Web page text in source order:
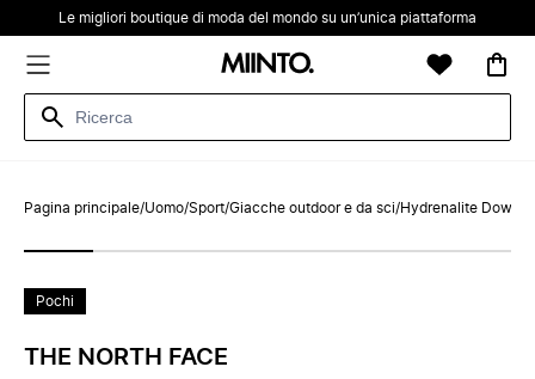
Le migliori boutique di moda del mondo su un’unica piattaforma
Pagina principale/Uomo/Sport/Giacche outdoor e da sci/Hydrenalite Down
Pochi
THE NORTH FACE